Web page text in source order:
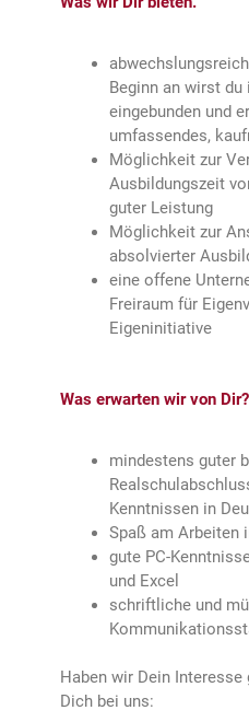
Beginn an wirst
eingebunden und
umfassendes,
Möglichkeit zur
Ausbildungszeit
guter Leistung
Möglichkeit zur
absolvierter
eine offene
Freiraum für
Eigeninitiative
Was erwarten wir von Dir?
mindestens guter
Kenntnissen in
Spaß am Arbeiten
gute PC-
und Excel
schriftliche und
Haben wir Dein Interesse
Dich bei uns: